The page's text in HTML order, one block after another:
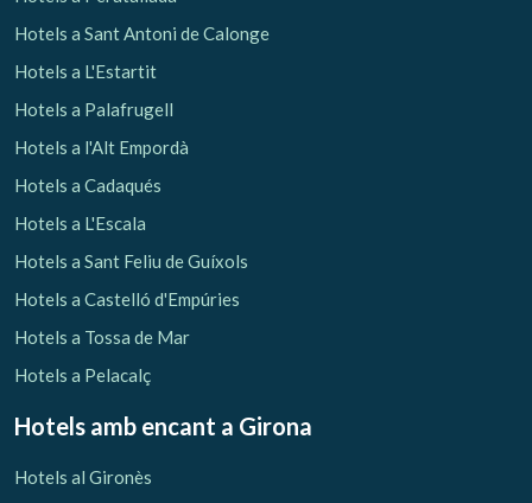
Hotels a Sant Antoni de Calonge
Hotels a L'Estartit
Hotels a Palafrugell
Hotels a l'Alt Empordà
Hotels a Cadaqués
Hotels a L'Escala
Hotels a Sant Feliu de Guíxols
Hotels a Castelló d'Empúries
Hotels a Tossa de Mar
Hotels a Pelacalç
Hotels amb encant a Girona
Hotels al Gironès